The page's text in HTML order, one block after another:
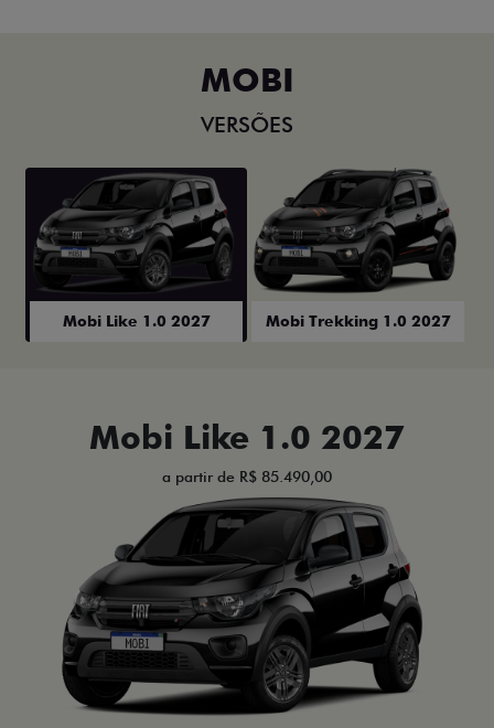
MOBI
VERSÕES
Mobi Like 1.0 2027 Mobi Trekking 1.0 2027
Mobi Like 1.0 2027
a partir de R$ 85.490,00